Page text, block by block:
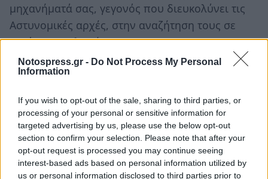
Notospress.gr - Do Not Process My Personal
Information
If you wish to opt-out of the sale, sharing to third parties, or
processing of your personal or sensitive information for
targeted advertising by us, please use the below opt-out
section to confirm your selection. Please note that after your
opt-out request is processed you may continue seeing
interest-based ads based on personal information utilized by
us or personal information disclosed to third parties prior to
μηχανήματά σας, γεγονός που διευκολύνει τις
Αστυνομικές αρχές, στην αναζήτηση τους σε
περίπτωση κλοπής.
• Επίσης η καταγραφή των αριθμών πλαισίου ή
κινητήρα, καθώς και όπου αλλού υπάρχει,
περίπτωση κλοπής.
• Σε περίπτωση που κάτι σας προκαλεί υπόνοιες
και μπορεί να σχετίζεται με τη συγκεκριμένη
εγκληματική δραστηριότητα, να το αναφέρετε
στις κατά τόπους Αστυνομικές αρχές.